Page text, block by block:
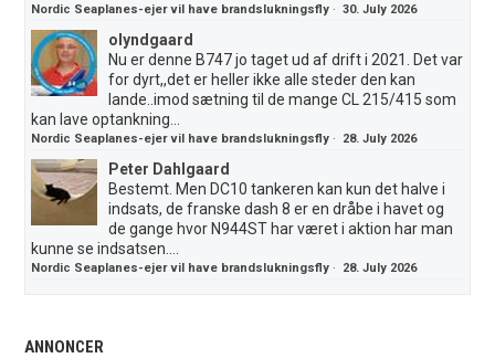
Nordic Seaplanes-ejer vil have brandslukningsfly ·30. July 2026
olyndgaard
Nu er denne B747 jo taget ud af drift i 2021. Det var
for dyrt,,det er heller ikke alle steder den kan
lande..imod sætning til de mange CL 215/415 som
kan lave optankning...
Nordic Seaplanes-ejer vil have brandslukningsfly · 28. July 2026
Peter Dahlgaard
Bestemt. Men DC10 tankeren kan kun det halve i
indsats, de franske dash 8 er en dråbe i havet og
de gange hvor N944ST har været i aktion har man
kunne se indsatsen....
Nordic Seaplanes-ejer vil have brandslukningsfly · 28. July 2026
ANNONCER